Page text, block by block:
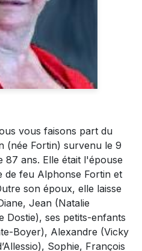
vous faisons part du
(née Fortin) survenu le 9
87 ans. Elle était l'épouse
de feu Alphonse Fortin et
son époux, elle laisse
Jean (Natalie
Dostie), ses petits-enfants
Boyer), Alexandre (Vicky
Sophie, François